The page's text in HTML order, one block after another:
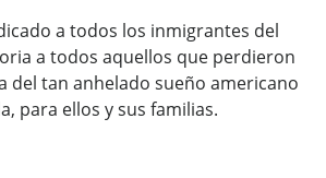
a todos los inmigrantes del
a todos aquellos que perdieron
del tan anhelado sueño americano
para ellos y sus familias.